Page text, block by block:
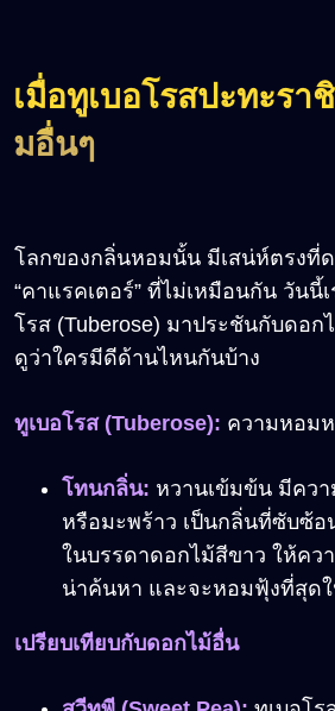
เมื่อทูเบอโรสปะทะร
มอื่นๆ
โลกของกลิ่นหอมนั้น มีเสน่ห์ตรงที่
“คาแรคเตอร์” ที่ไม่เหมือนกัน วันนี้
โรส (Tuberose) มาประชันกับดอ
ดูว่าใครมีดีด้านไหนกันบ้าง
ทูเบอโรส (Tuberose): ความหอม
โทนกลิ่น: หวานเข้มข้น มีคว
หรือมะพร้าว เป็นกลิ่นที่ซับซ้
ในบรรดาดอกไม้สีขาว ให้คว
น่าค้นหา และจะหอมฟุ้งที่สุดใ
เปรียบเทียบกับดอกไม้อื่น